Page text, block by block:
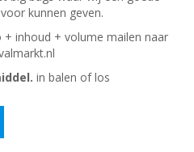
kunnen geven.
+ inhoud + volume mailen naar
in balen of los